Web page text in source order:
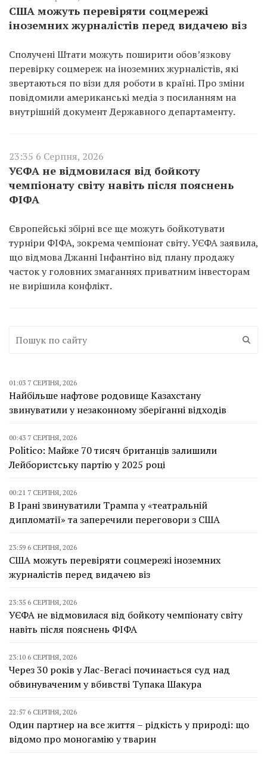
США можуть перевіряти соцмережі
іноземних журналістів перед видачею віз
Сполучені Штати можуть поширити обов’язкову
перевірку соцмереж на іноземних журналістів, які
звертаються по візи для роботи в країні. Про зміни
повідомили американські медіа з посиланням на
внутрішній документ Державного департаменту.
23:35 6 Серпня, 2026
УЄФА не відмовилася від бойкоту
чемпіонату світу навіть після пояснень
ФІФА
Європейські збірні все ще можуть бойкотувати
турніри ФІФА, зокрема чемпіонат світу. УЄФА заявила,
що відмова Джанні Інфантіно від плану продажу
часток у головних змаганнях приватним інвесторам
не вирішила конфлікт.
01:03 7 СЕРПНЯ, 2026
Найбільше нафтове родовище Казахстану
звинуватили у незаконному зберіганні відходів
00:43 7 СЕРПНЯ, 2026
Politico: Майже 70 тисяч британців залишили
Лейбористську партію у 2025 році
00:21 7 СЕРПНЯ, 2026
В Ірані звинуватили Трампа у «театральній
дипломатії» та заперечили переговори з США
23:59 6 СЕРПНЯ, 2026
США можуть перевіряти соцмережі іноземних
журналістів перед видачею віз
23:35 6 СЕРПНЯ, 2026
УЄФА не відмовилася від бойкоту чемпіонату світу
навіть після пояснень ФІФА
23:10 6 СЕРПНЯ, 2026
Через 30 років у Лас-Вегасі починається суд над
обвинуваченим у вбивстві Тупака Шакура
22:57 6 СЕРПНЯ, 2026
Один партнер на все життя – рідкість у природі: що
відомо про моногамію у тварин